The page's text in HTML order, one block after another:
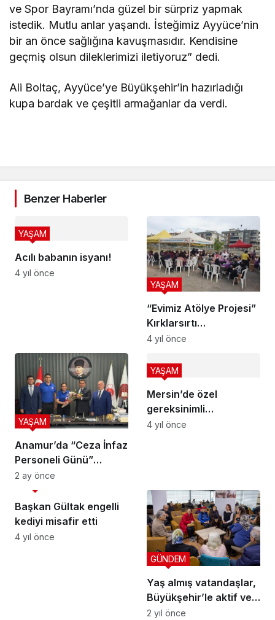
ve Spor Bayramı’nda güzel bir sürpriz yapmak
istedik. Mutlu anlar yaşandı. İsteğimiz Ayyüce’nin
bir an önce sağlığına kavuşmasıdır. Kendisine
geçmiş olsun dileklerimizi iletiyoruz” dedi.
Ali Boltaç, Ayyüce’ye Büyükşehir’in hazırladığı
kupa bardak ve çeşitli armağanlar da verdi.
Benzer Haberler
Acılı babanın isyanı!
YAŞAM
4 yıl önce
“Evimiz Atölye Projesi”
Kırklarsırtı
Mahallesi’nde başladı
YAŞAM
4 yıl önce
Anamur’da “Ceza İnfaz
Personeli Günü”
kutlandı
YAŞAM
2 ay önce
Mersin’de özel
gereksinimli
vatandaşlar için
YAŞAM
4 yıl önce
Başkan Gültak engelli
kediyi misafir etti
SİYASET
4 yıl önce
Yaş almış vatandaşlar,
Büyükşehir’le aktif ve
sosyal kalıyor
GÜNDEM
2 yıl önce